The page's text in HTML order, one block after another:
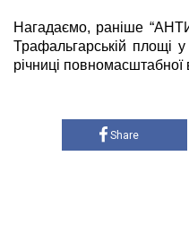
Нагадаємо, раніше
Трафальгарській площі
річниці повномасштабної
Share